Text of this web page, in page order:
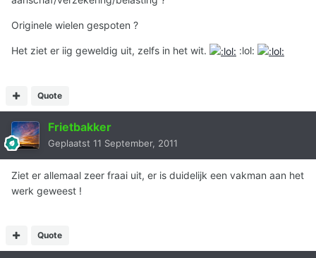
Originele wielen gespoten ?
Het ziet er iig geweldig uit, zelfs in het wit. :lol:
Quote
Frietbakker
Geplaatst 11 September, 2011
Ziet er allemaal zeer fraai uit, er is duidelijk een vakman aan het
werk geweest !
Quote